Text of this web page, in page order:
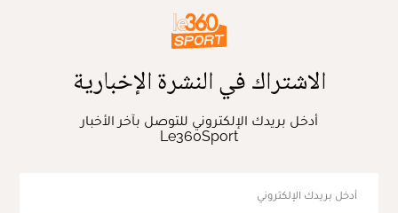
الاشتراك في النشرة الإخبارية
أدخل بريدك الإلكتروني للتوصل بآخر الأخبار
Le360Sport